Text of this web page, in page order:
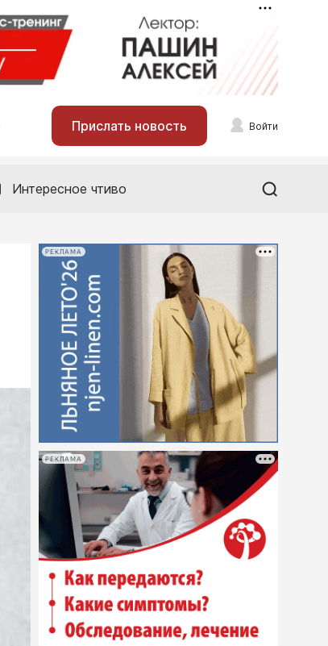
Прислать новость Войти
Интересное чтиво
РЕКЛАМА
РЕКЛАМА